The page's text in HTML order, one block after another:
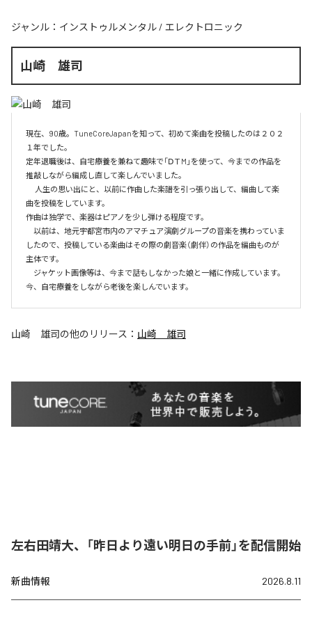
ジャンル： インストゥルメンタル / エレクトロニック
山崎 雄司
現在、90歳。TuneCoreJapanを知って、初めて楽曲を投稿したのは２０２
１年でした。
定年退職後は、自宅療養を兼ねて趣味で「ⅮＴM」を使って、今までの作品を
推敲しながら編成し直して楽しんでいました。
人生の思い出にと、以前に作曲した楽譜を引っ張り出して、編曲して楽
曲を投稿をしています。
作曲は独学で、楽器はピアノを少し弾ける程度です。
以前は、地元宇都宮市内のアマチュア演劇グループの音楽を携わっていま
したので、投稿している楽曲はその際の劇音楽（劇伴）の作品を編曲ものが
主体です。
ジャケット画像等は、今まで話もしなかった娘と一緒に作成しています。
今、自宅療養をしながら老後を楽しんでいます。
山崎 雄司の他のリリース： 山崎 雄司
左右田靖大、「昨日より遠い明日の手前」を配信開始
新曲情報 2026.8.11